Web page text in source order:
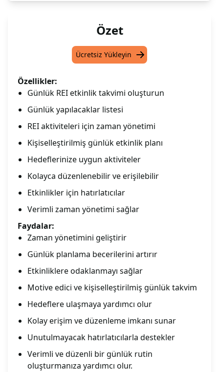
Özet
Ücretsiz Yükleyin
Özellikler:
Günlük REI etkinlik takvimi oluşturun
Günlük yapılacaklar listesi
REI aktiviteleri için zaman yönetimi
Kişiselleştirilmiş günlük etkinlik planı
Hedeflerinize uygun aktiviteler
Kolayca düzenlenebilir ve erişilebilir
Etkinlikler için hatırlatıcılar
Verimli zaman yönetimi sağlar
Faydalar:
Zaman yönetimini geliştirir
Günlük planlama becerilerini artırır
Etkinliklere odaklanmayı sağlar
Motive edici ve kişiselleştirilmiş günlük takvim
Hedeflere ulaşmaya yardımcı olur
Kolay erişim ve düzenleme imkanı sunar
Unutulmayacak hatırlatıcılarla destekler
Verimli ve düzenli bir günlük rutin
oluşturmanıza yardımcı olur.